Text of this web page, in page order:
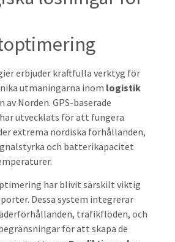
erbjuder kraftfulla verktyg för
utmaningarna inom logistik
av Norden. GPS-baserade
utvecklats för att fungera
extrema nordiska förhållanden,
och batterikapacitet
har blivit särskilt viktig
Dessa system integrerar
trafikflöden, och
för att skapa de